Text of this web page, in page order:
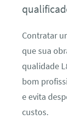
Contratar
que sua
qualidade
bom
e evita
custos.